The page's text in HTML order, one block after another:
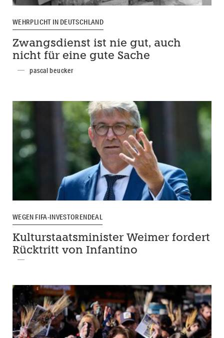
WEHRPLICHT IN DEUTSCHLAND
Zwangsdienst ist nie gut, auch
nicht für eine gute Sache
pascal beucker
WEGEN FIFA-INVESTORENDEAL
Kulturstaatsminister Weimer fordert
Rücktritt von Infantino